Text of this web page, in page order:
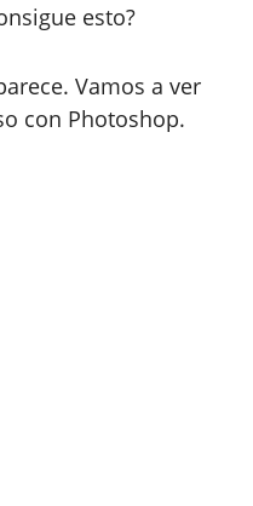
esto?
Vamos a ver
con Photoshop.